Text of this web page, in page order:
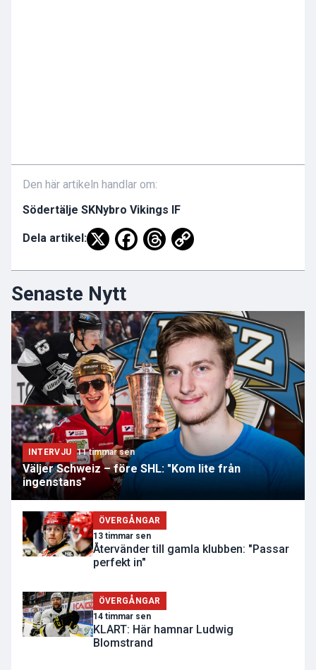
Den här artikeln handlar om:
Södertälje SKNybro Vikings IF
Dela artikel:
Senaste Nytt
INTERVJU 11 timmar sen
Väljer Schweiz – före SHL: "Kom lite från
ingenstans"
ÖVERGÅNGAR
13 timmar sen
Återvänder till gamla klubben: "Passar
perfekt in"
ÖVERGÅNGAR
14 timmar sen
KLART: Här hamnar Ludwig
Blomstrand